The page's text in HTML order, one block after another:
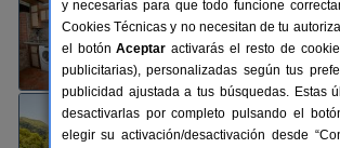
y necesarias para que todo funcione
Cookies Técnicas y no necesitan de tu
el botónAceptar activarás el resto de
publicitarias), personalizadas según tus
publicidad ajustada a tus búsquedas. Estas
desactivarlas por completo pulsando el
elegir su activación/desactivación desde